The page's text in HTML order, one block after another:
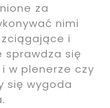
za
nimi
i
sprawdza się
w plenerze czy
się wygoda